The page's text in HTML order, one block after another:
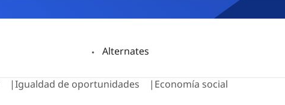
Alternates
Igualdad de oportunidades Economía social